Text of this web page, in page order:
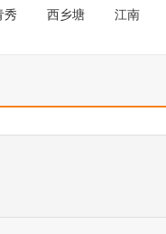
秀 西乡塘 江南